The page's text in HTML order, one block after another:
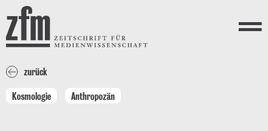
Direkt zum Inhalt
ZEITSCHRIFT FÜR
MEDIENWISSENSCHAFT
Menü
zurück
Kosmologie Anthropozän